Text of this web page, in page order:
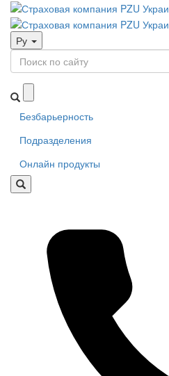
Ру
Безбарьерность
Подразделения
Онлайн продукты